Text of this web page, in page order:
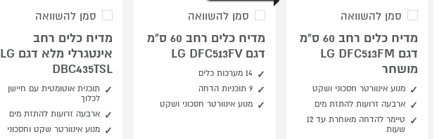
סמן להשוואה
מדיח כלים רחב 60 ס"מ
דגם LG DFC513FM
מושחר
מנוע אינוורטר חסכוני ושקט
ארבעה זרועות להתזת מים
טיימר להדחה מאוחרת עד 12
שעות
סמן להשוואה
מדיח כלים רחב 60 ס"מ
דגם LG DFC513FV
14 מערכות כלים
9 תוכניות הדחה
מנוע אינוורטר חסכוני ושקט
סמן להשוואה
מדיח כלים רחב
אינטגרלי מלא דגם LG
DBC435TSL
תוכנית אוטומטית עם חיישן
לכלוך
ארבעה זרועות להתזת מים
מנוע אינוורטר שקט וחסכוני